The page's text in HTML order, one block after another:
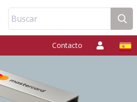
Buscar
Contacto